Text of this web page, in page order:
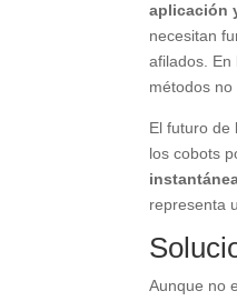
aplicación
necesitan
afilados.
métodos
El futuro
los cobots
representa
Aunque no